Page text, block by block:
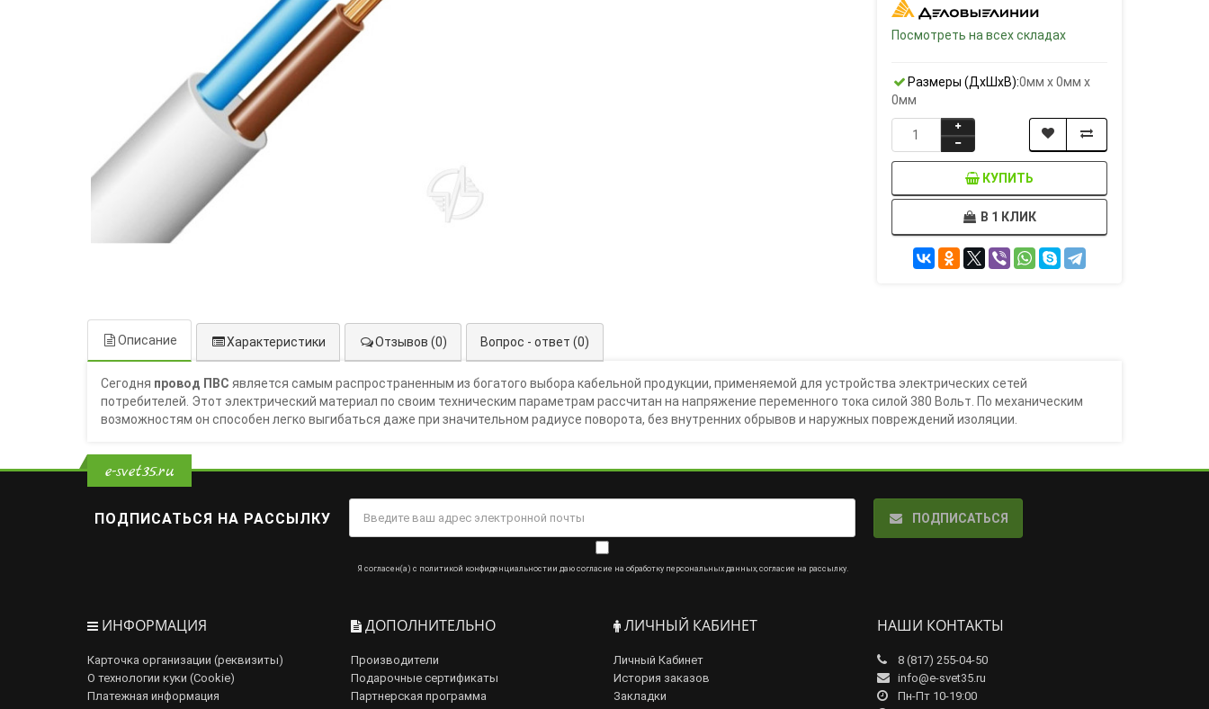
Посмотреть на всех складах
Размеры (ДxШxВ):0мм x 0мм x
0мм
КУПИТЬ
В 1 КЛИК
Описание Характеристики Отзывов (0) Вопрос - ответ (0)
Сегодня провод ПВС является самым распространенным из богатого выбора кабельной продукции, применяемой для устройства электрических сетей
потребителей. Этот электрический материал по своим техническим параметрам рассчитан на напряжение переменного тока силой 380 Вольт. По механическим
возможностям он способен легко выгибаться даже при значительном радиусе поворота, без внутренних обрывов и наружных повреждений изоляции.
e-svet35.ru
ПОДПИСАТЬСЯ НА РАССЫЛКУ
Я согласен(а) с политикой конфиденциальности и даю согласие на обработку персональных данных, согласие на рассылку.
ПОДПИСАТЬСЯ
ИНФОРМАЦИЯ
Карточка организации (реквизиты)
О технологии куки (Cookie)
Платежная информация
ДОПОЛНИТЕЛЬНО
Производители
Подарочные сертификаты
Партнерская программа
ЛИЧНЫЙ КАБИНЕТ
Личный Кабинет
История заказов
Закладки
НАШИ КОНТАКТЫ
8 (817) 255-04-50
info@e-svet35.ru
Пн-Пт 10-19:00